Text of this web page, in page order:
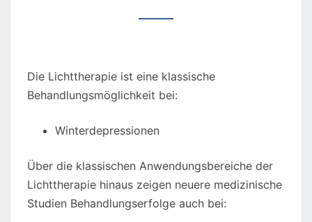
Die Lichttherapie ist eine klassische
Behandlungsmöglichkeit bei:
Winterdepressionen
Über die klassischen Anwendungsbereiche der
Lichttherapie hinaus zeigen neuere medizinische
Studien Behandlungserfolge auch bei: